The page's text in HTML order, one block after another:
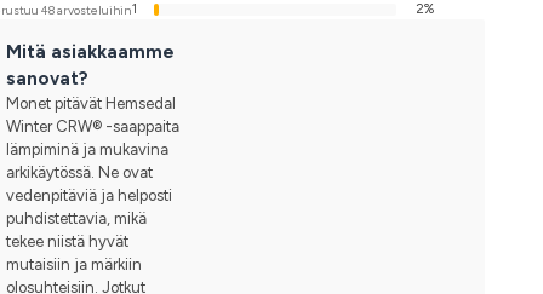
48 arvosteluihin1
2%
Mitä asiakkaamme
sanovat?
Monet pitävät Hemsedal
Winter CRW® -saappaita
lämpiminä ja mukavina
arkikäytössä. Ne ovat
vedenpitäviä ja helposti
puhdistettavia, mikä
tekee niistä hyvät
mutaisiin ja märkiin
olosuhteisiin. Jotkut